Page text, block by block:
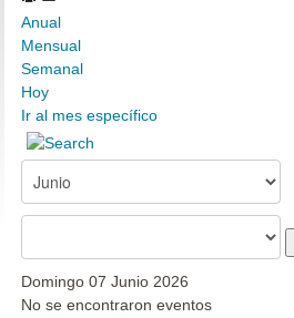
Anual
Mensual
Semanal
Hoy
Ir al mes específico
Domingo 07 Junio 2026
No se encontraron eventos